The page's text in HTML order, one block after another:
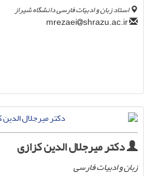
استاد زبان و ادبیّات فارسی دانشگاه شیراز
shrazu.ac.ir
دکتر میرجلال الدین کزازی
زبان و ادبیات فارسی